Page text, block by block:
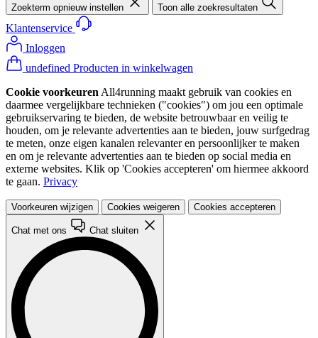
Zoekterm opnieuw instellen Toon alle zoekresultaten
Klantenservice
Inloggen
undefined Producten in winkelwagen
Cookie voorkeuren All4running maakt gebruik van cookies en
daarmee vergelijkbare technieken ("cookies") om jou een optimale
gebruikservaring te bieden, de website betrouwbaar en veilig te
houden, om je relevante advertenties aan te bieden, jouw surfgedrag
te meten, onze eigen kanalen relevanter en persoonlijker te maken
en om je relevante advertenties aan te bieden op social media en
externe websites. Klik op 'Cookies accepteren' om hiermee akkoord
te gaan. Privacy
Voorkeuren wijzigen Cookies weigeren Cookies accepteren
Chat met ons Chat sluiten